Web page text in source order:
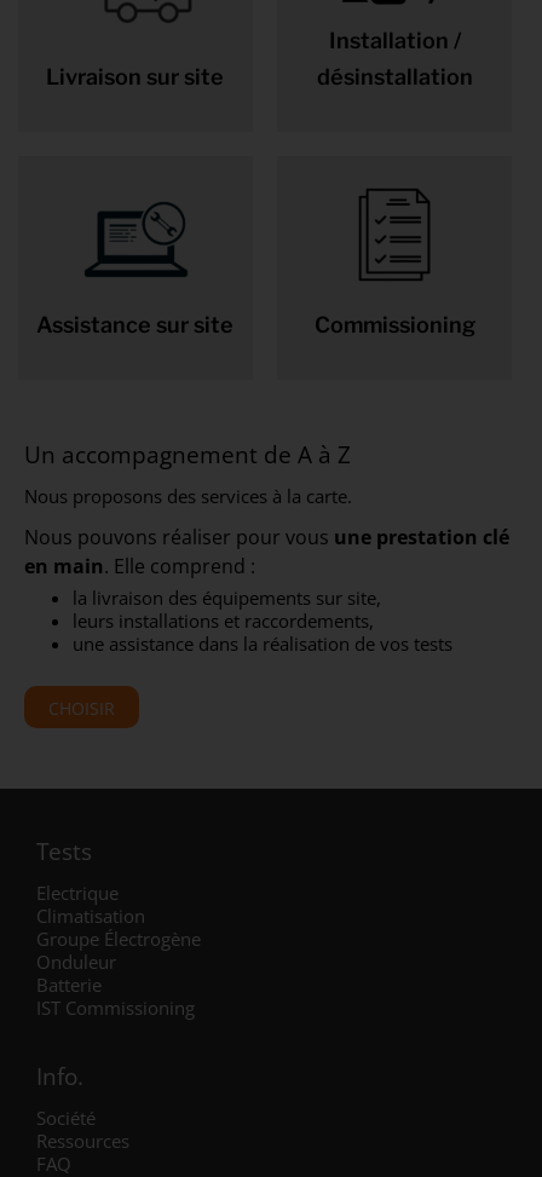
Livraison sur site
Installation /
désinstallation
Assistance sur site Commissioning
Un accompagnement de A à Z
Nous proposons des services à la carte.
Nous pouvons réaliser pour vous une prestation clé
en main. Elle comprend :
la livraison des équipements sur site,
leurs installations et raccordements,
une assistance dans la réalisation de vos tests
CHOISIR
Tests
Electrique
Climatisation
Groupe Électrogène
Onduleur
Batterie
IST Commissioning
Info.
Société
Ressources
FAQ